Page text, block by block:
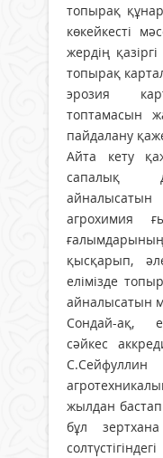
топырақ
көкейкесті
жердің
топырақ
эрозия
топтамасын
пайдалану
Айта кету
сапалық
айналысатын
агрохимия
қысқарып,
елімізде
айналысатын
Сондай-ақ,
сәйкес
жылдан
бұл